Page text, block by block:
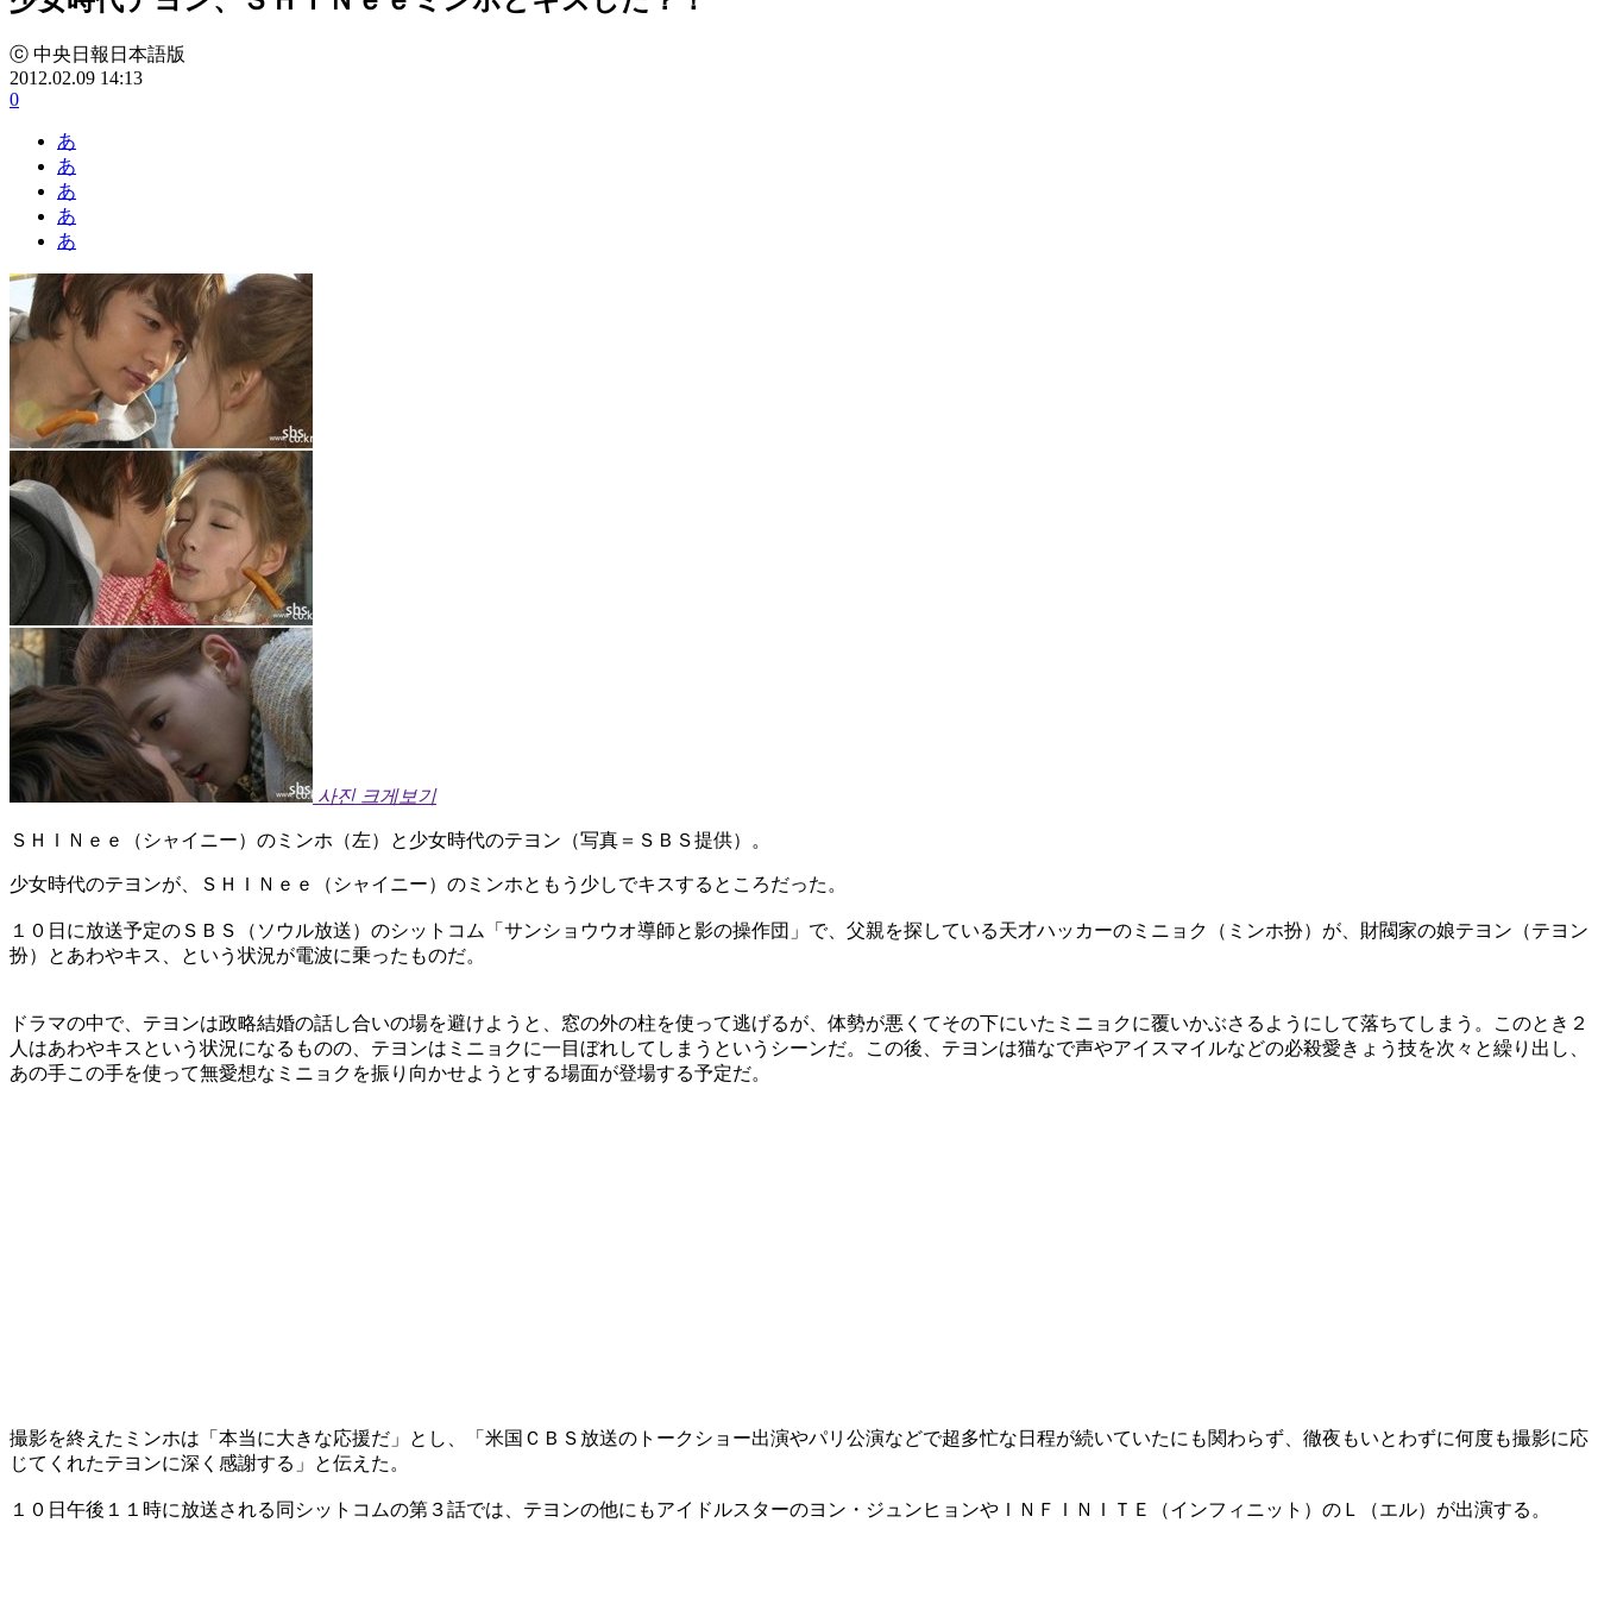
ⓒ 中央日報日本語版
2012.02.09 14:13
0
あ
あ
あ
あ
あ
사진 크게보기
ＳＨＩＮｅｅ（シャイニー）のミンホ（左）と少女時代のテヨン（写真＝ＳＢＳ提供）。
少女時代のテヨンが、ＳＨＩＮｅｅ（シャイニー）のミンホともう少しでキスするところだった。
１０日に放送予定のＳＢＳ（ソウル放送）のシットコム「サンショウウオ導師と影の操作団」で、父親を探している天才ハッカーのミニョク（ミンホ扮）が、財閥家の娘テヨン（テヨン
扮）とあわやキス、という状況が電波に乗ったものだ。
ドラマの中で、テヨンは政略結婚の話し合いの場を避けようと、窓の外の柱を使って逃げるが、体勢が悪くてその下にいたミニョクに覆いかぶさるようにして落ちてしまう。このとき２
人はあわやキスという状況になるものの、テヨンはミニョクに一目ぼれしてしまうというシーンだ。この後、テヨンは猫なで声やアイスマイルなどの必殺愛きょう技を次々と繰り出し、
あの手この手を使って無愛想なミニョクを振り向かせようとする場面が登場する予定だ。
撮影を終えたミンホは「本当に大きな応援だ」とし、「米国ＣＢＳ放送のトークショー出演やパリ公演などで超多忙な日程が続いていたにも関わらず、徹夜もいとわずに何度も撮影に応
じてくれたテヨンに深く感謝する」と伝えた。
１０日午後１１時に放送される同シットコムの第３話では、テヨンの他にもアイドルスターのヨン・ジュンヒョンやＩＮＦＩＮＩＴＥ（インフィニット）のＬ（エル）が出演する。